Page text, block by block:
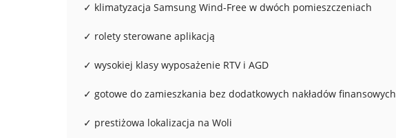
✓ klimatyzacja Samsung Wind-Free w dwóch pomieszczeniach
✓ rolety sterowane aplikacją
✓ wysokiej klasy wyposażenie RTV i AGD
✓ gotowe do zamieszkania bez dodatkowych nakładów finansowych
✓ prestiżowa lokalizacja na Woli